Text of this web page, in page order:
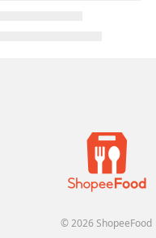
© 2026 ShopeeFood